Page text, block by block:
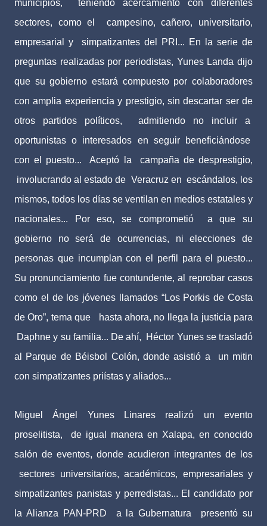
municipios, teniendo acercamiento con diferentes
sectores, como el campesino, cañero, universitario,
empresarial y simpatizantes del PRI... En la serie de
preguntas realizadas por periodistas, Yunes Landa dijo
que su gobierno estará compuesto por colaboradores
con amplia experiencia y prestigio, sin descartar ser de
otros partidos políticos, admitiendo no incluir a
oportunistas o interesados en seguir beneficiándose
con el puesto... Aceptó la campaña de desprestigio,
involucrando al estado de Veracruz en escándalos, los
mismos, todos los días se ventilan en medios estatales y
nacionales... Por eso, se comprometió a que su
gobierno no será de ocurrencias, ni elecciones de
personas que incumplan con el perfil para el puesto...
Su pronunciamiento fue contundente, al reprobar casos
como el de los jóvenes llamados “Los Porkis de Costa
de Oro”, tema que hasta ahora, no llega la justicia para
Daphne y su familia... De ahí, Héctor Yunes se trasladó
al Parque de Béisbol Colón, donde asistió a un mitin
con simpatizantes priístas y aliados...
Miguel Ángel Yunes Linares realizó un evento
proselitista, de igual manera en Xalapa, en conocido
salón de eventos, donde acudieron integrantes de los
sectores universitarios, académicos, empresariales y
simpatizantes panistas y perredistas... El candidato por
la Alianza PAN-PRD a la Gubernatura presentó su